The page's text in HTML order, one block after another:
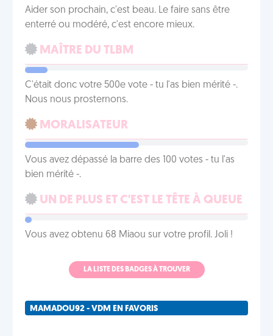
Aider son prochain, c'est beau. Le faire sans être
enterré ou modéré, c'est encore mieux.
MAÎTRE DU TLBM
C'était donc votre 500e vote - tu l'as bien mérité -.
Nous nous prosternons.
MORALISATEUR
Vous avez dépassé la barre des 100 votes - tu l'as
bien mérité -.
UN DE PLUS ET C'EST LE TÊTE À QUEUE
Vous avez obtenu 68 Miaou sur votre profil. Joli !
LA LISTE DES BADGES À TROUVER
MAMADOU92 - VDM EN FAVORIS